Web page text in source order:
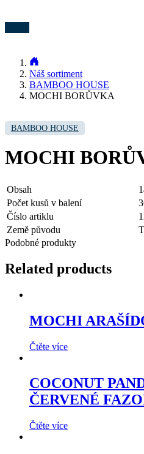
Náš sortiment
BAMBOO HOUSE
MOCHI BORŮVKA
BAMBOO HOUSE
MOCHI
Obsah
Počet kusů v balení
Číslo artiklu
Země původu
Podobné produkty
Related products
MOCHI
Čtěte více
COCONUT
ČERVENÉ
Čtěte více